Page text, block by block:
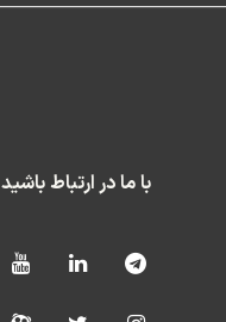
با ما در ارتباط باشید